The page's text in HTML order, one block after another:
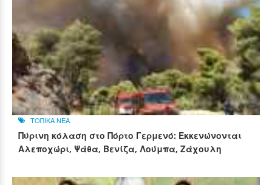
ΤΟΠΙΚΑ ΝΕΑ
Πύρινη κόλαση στο Πόρτο Γερμενό: Εκκενώνονται
Αλεποχώρι, Ψάθα, Βενίζα, Λούμπα, Ζάχουλη